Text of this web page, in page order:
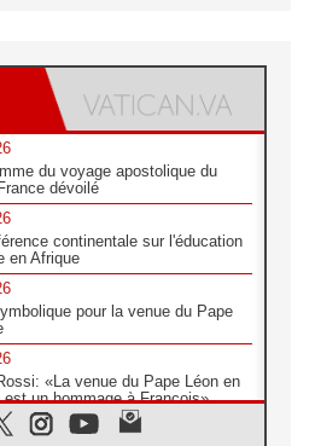
du voyage apostolique du
dévoilé
continentale sur l'éducation
en Afrique
pour la venue du Pape
«La venue du Pape Léon en
est un hommage à François»